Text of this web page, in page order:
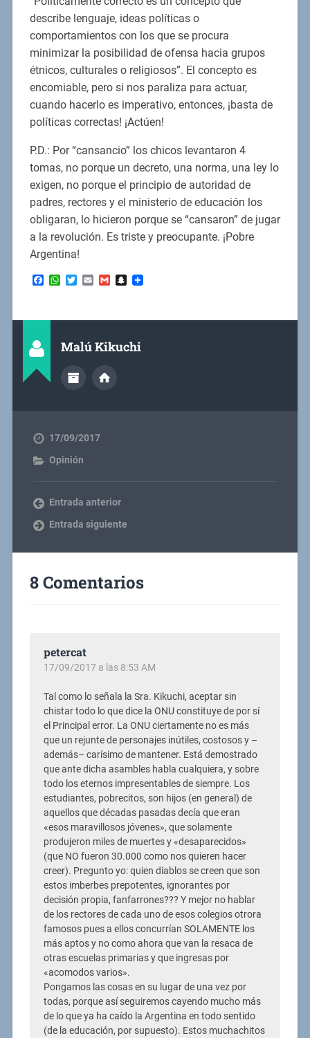
describe lenguaje, ideas políticas o
comportamientos con los que se procura
minimizar la posibilidad de ofensa hacia grupos
étnicos, culturales o religiosos”. El concepto es
encomiable, pero si nos paraliza para actuar,
cuando hacerlo es imperativo, entonces, ¡basta de
políticas correctas! ¡Actúen!
P.D.: Por “cansancio” los chicos levantaron 4
tomas, no porque un decreto, una norma, una ley lo
exigen, no porque el principio de autoridad de
padres, rectores y el ministerio de educación los
obligaran, lo hicieron porque se “cansaron” de jugar
a la revolución. Es triste y preocupante. ¡Pobre
Argentina!
Facebook
WhatsApp
Twitter
EmailGmailSnapchat
Malú Kikuchi
17/09/2017
Opinión
Entrada anterior
Entrada siguiente
8 Comentarios
petercat
17/09/2017 a las 8:53 AM
Tal como lo señala la Sra. Kikuchi, aceptar sin
chistar todo lo que dice la ONU constituye de por sí
el Principal error. La ONU ciertamente no es más
que un rejunte de personajes inútiles, costosos y –
además– carísimo de mantener. Está demostrado
que ante dicha asambles habla cualquiera, y sobre
todo los eternos impresentables de siempre. Los
estudiantes, pobrecitos, son hijos (en general) de
aquellos que décadas pasadas decía que eran
«esos maravillosos jóvenes», que solamente
produjeron miles de muertes y «desaparecidos»
(que NO fueron 30.000 como nos quieren hacer
creer). Pregunto yo: quien diablos se creen que son
estos imberbes prepotentes, ignorantes por
decisión propia, fanfarrones??? Y mejor no hablar
de los rectores de cada uno de esos colegios otrora
famosos pues a ellos concurrían SOLAMENTE los
más aptos y no como ahora que van la resaca de
otras escuelas primarias y que ingresas por
«acomodos varios».
Pongamos las cosas en su lugar de una vez por
todas, porque así seguiremos cayendo mucho más
de lo que ya ha caído la Argentina en todo sentido
(de la educación, por supuesto). Estos muchachitos